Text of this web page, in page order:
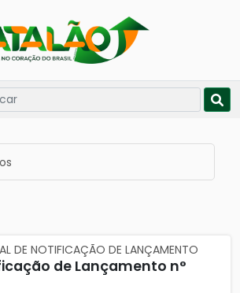
DE NOTIFICAÇÃO DE LANÇAMENTO
de Lançamento n°